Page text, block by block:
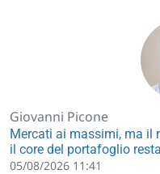
Giovanni Picone
Mercati ai massimi, ma il
il core del portafoglio
05/08/2026 11:41